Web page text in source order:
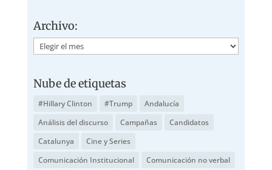
Archivo:
Archivo:
Nube de etiquetas
#Hillary Clinton #Trump
Andalucía
Análisis del discurso
Campañas
Candidatos
Catalunya
Cine y Series
Comunicación Institucional
Comunicación no verbal